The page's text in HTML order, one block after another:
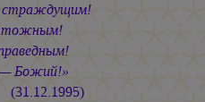
Божий!»
(31.12.1995)